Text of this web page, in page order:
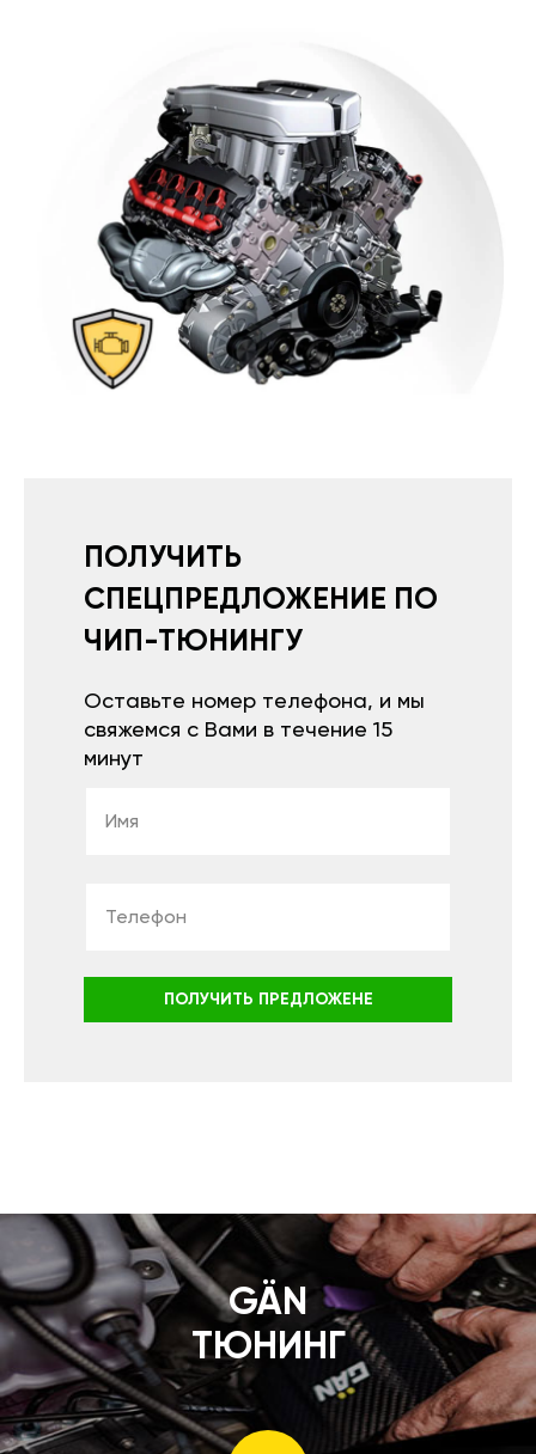
ПОЛУЧИТЬ
СПЕЦПРЕДЛОЖЕНИЕ ПО
ЧИП-ТЮНИНГУ
Оставьте номер телефона, и мы
свяжемся с Вами в течение 15
минут
ПОЛУЧИТЬ ПРЕДЛОЖЕНЕ
GÄN
ТЮНИНГ